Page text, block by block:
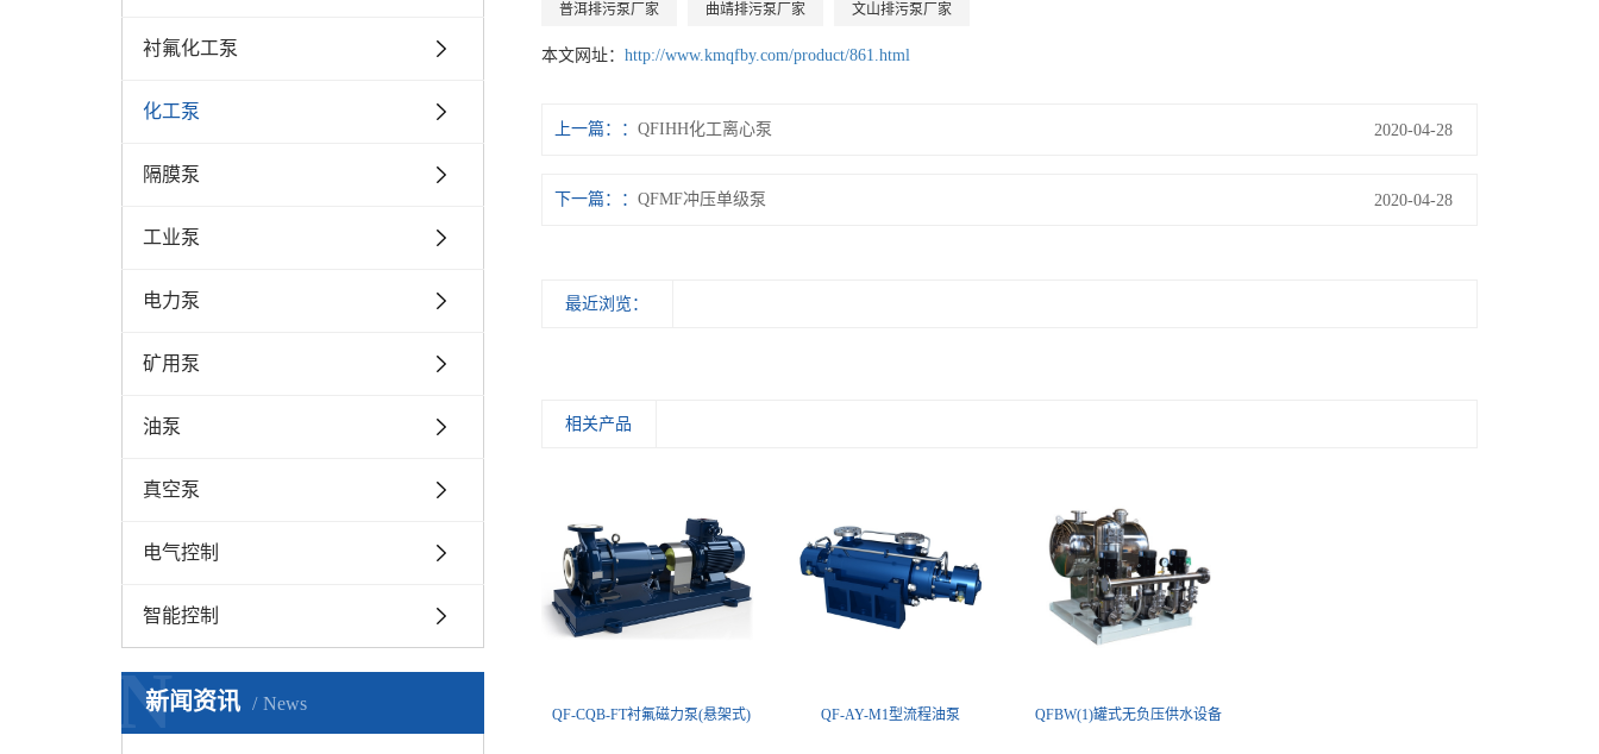
衬氟化工泵
化工泵
隔膜泵
工业泵
电力泵
矿用泵
油泵
真空泵
电气控制
智能控制
新闻资讯 News
N
普洱排污泵厂家 曲靖排污泵厂家 文山排污泵厂家
本文网址： http://www.kmqfby.com/product/861.html
上一篇： QFIHH化工离心泵 2020-04-28
下一篇： QFMF冲压单级泵 2020-04-28
最近浏览：
相关产品
QF-CQB-FT衬氟磁力泵(悬架式) QF-AY-M1型流程油泵 QFBW(1)罐式无负压供水设备